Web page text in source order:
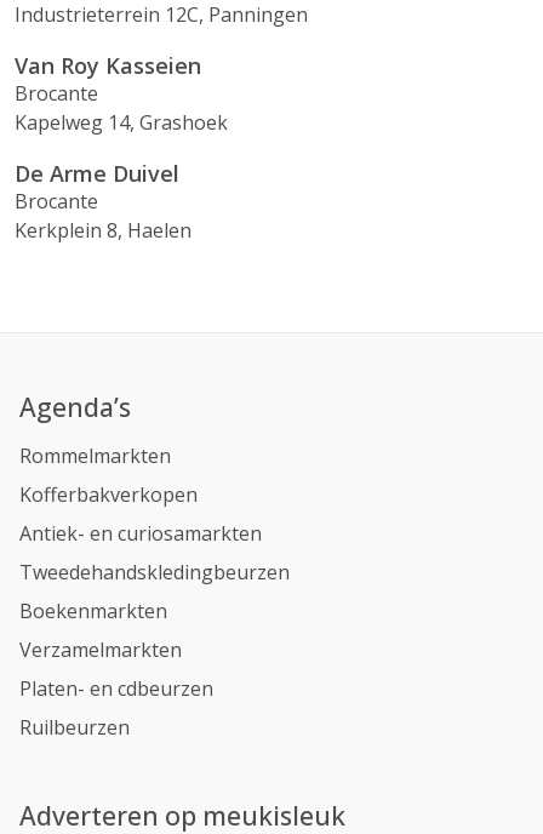
Industrieterrein 12C, Panningen
Van Roy Kasseien
Brocante
Kapelweg 14, Grashoek
De Arme Duivel
Brocante
Kerkplein 8, Haelen
Agenda’s
Rommelmarkten
Kofferbakverkopen
Antiek- en curiosamarkten
Tweedehandskledingbeurzen
Boekenmarkten
Verzamelmarkten
Platen- en cdbeurzen
Ruilbeurzen
Adverteren op meukisleuk